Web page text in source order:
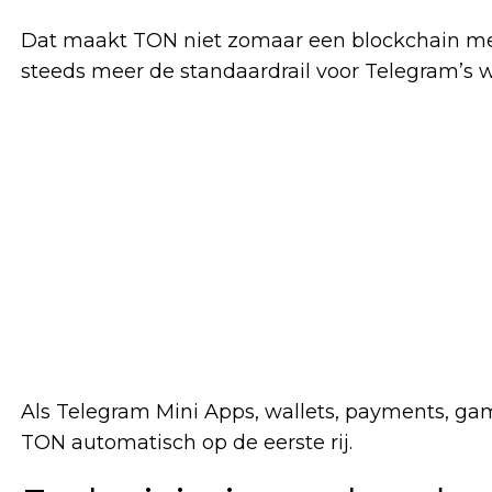
Dat maakt TON niet zomaar een blockchain
steeds meer de standaardrail voor Telegram’s
Als Telegram Mini Apps, wallets, payments,
TON automatisch op de eerste rij.